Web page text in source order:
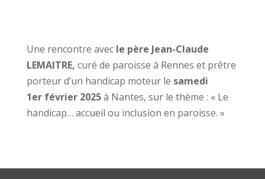
Une rencontre avec le père Jean-Claude
LEMAITRE, curé de paroisse à Rennes et prêtre
porteur d’un handicap moteur le samedi
1er février 2025à Nantes, sur le thème : « Le
handicap… accueil ou inclusion en paroisse. »